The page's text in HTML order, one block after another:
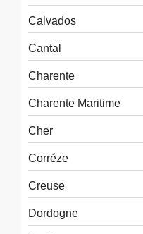
Calvados
Cantal
Charente
Charente Maritime
Cher
Corréze
Creuse
Dordogne